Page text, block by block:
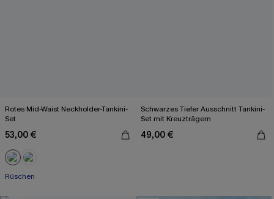
Rotes Mid-Waist Neckholder-Tankini-
Set
53,00 €
Rüschen
Schwarzes Tiefer Ausschnitt Tankini-
Set mit Kreuzträgern
49,00 €